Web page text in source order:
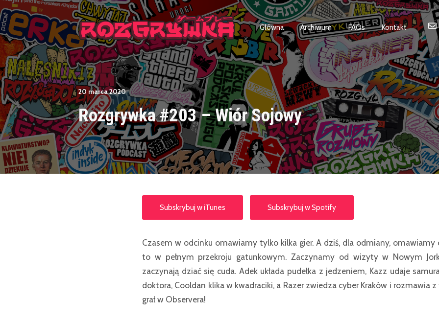
Główna Archiwum FAQs Kontakt
20 marca 2020
Rozgrywka #203 – Wiór Sojowy
Subskrybuj w iTunes Subskrybuj w Spotify
Czasem w odcinku omawiamy tylko kilka gier. A dziś, dla odmiany, omawiamy
to w pełnym przekroju gatunkowym. Zaczynamy od wizyty w Nowym
zaczynają dziać się cuda. Adek układa pudełka z jedzeniem, Kazz udaje
doktora, Cooldan klika w kwadraciki, a Razer zwiedza cyber Kraków i rozmawia
grał w Observera!